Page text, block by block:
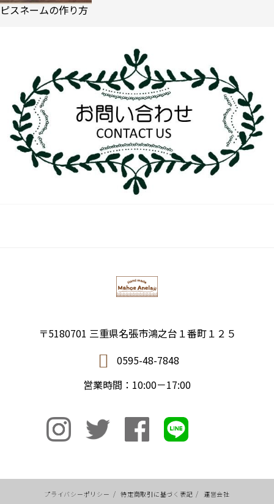
ピスネームの作り方
〒5180701 三重県名張市鴻之台１番町１２５
0595-48-7848
営業時間：10:00－17:00
プライバシーポリシー / 特定商取引に基づく表記 / 運営会社